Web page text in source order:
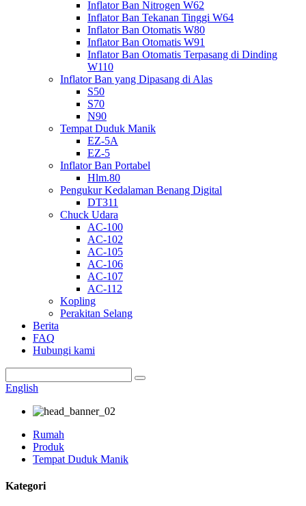
Inflator Ban Nitrogen W62
Inflator Ban Tekanan Tinggi W64
Inflator Ban Otomatis W80
Inflator Ban Otomatis W91
Inflator Ban Otomatis Terpasang di Dinding
W110
Inflator Ban yang Dipasang di Alas
S50
S70
N90
Tempat Duduk Manik
EZ-5A
EZ-5
Inflator Ban Portabel
Hlm.80
Pengukur Kedalaman Benang Digital
DT311
Chuck Udara
AC-100
AC-102
AC-105
AC-106
AC-107
AC-112
Kopling
Perakitan Selang
Berita
FAQ
Hubungi kami
English
Rumah
Produk
Tempat Duduk Manik
Kategori